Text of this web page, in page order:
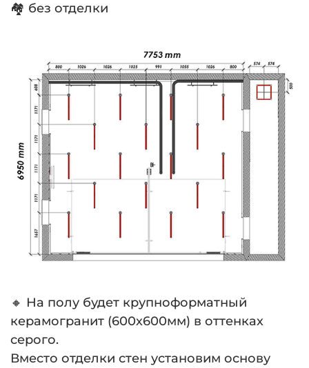
🏘 без отделки
🔸 На полу будет крупноформатный
керамогранит (600х600мм) в оттенках
серого.
Вместо отделки стен установим основу